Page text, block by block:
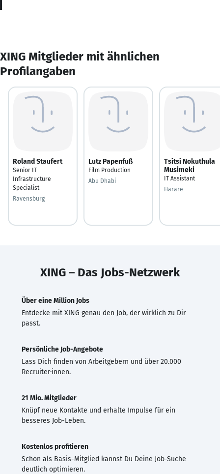
XING Mitglieder mit ähnlichen
Profilangaben
Roland Staufert
Senior IT
Infrastructure
Specialist
Ravensburg
Lutz Papenfuß
Film Production
Abu Dhabi
Tsitsi Nokuthula
Musimeki
IT Assistant
Harare
XING – Das Jobs-Netzwerk
Über eine Million Jobs
Entdecke mit XING genau den Job, der wirklich zu Dir
passt.
Persönliche Job-Angebote
Lass Dich finden von Arbeitgebern und über 20.000
Recruiter·innen.
21 Mio. Mitglieder
Knüpf neue Kontakte und erhalte Impulse für ein
besseres Job-Leben.
Kostenlos profitieren
Schon als Basis-Mitglied kannst Du Deine Job-Suche
deutlich optimieren.